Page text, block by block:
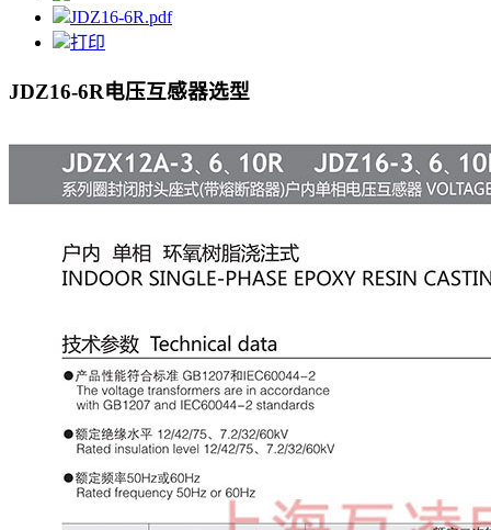
JDZ16-6R.pdf
打印
JDZ16-6R电压互感器选型